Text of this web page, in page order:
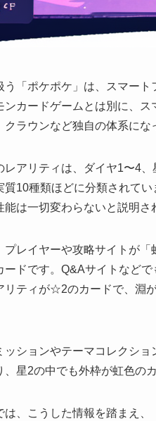
う「ポケポケ」は、スマート
ンカードゲームとは別に、
クラウンなど独自の体系にな
レアリティは、ダイヤ1〜4
質10種類ほどに分類されて
能は一切変わらないと説明さ
プレイヤーや攻略サイトが
ードです。Q&Aサイトなど
リティが☆2のカードで、淵
ッションやテーマコレクシ
、星2の中でも外枠が虹色の
は、こうした情報を踏まえ